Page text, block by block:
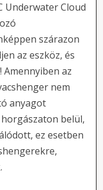
Underwater Cloud
szárazon
az eszköz, és
az
nem
anyagot
belül,
ez esetben